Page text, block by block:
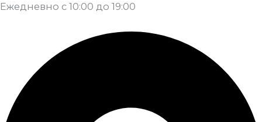
Ежедневно с 10:00 до 19:00